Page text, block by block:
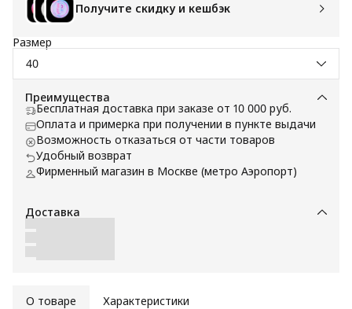
Получите скидку и кешбэк
Размер
40
Преимущества
Бесплатная доставка при заказе от 10 000 руб.
Оплата и примерка при получении в пункте выдачи
Возможность отказаться от части товаров
Удобный возврат
Фирменный магазин в Москве (метро Аэропорт)
Доставка
О товаре Характеристики